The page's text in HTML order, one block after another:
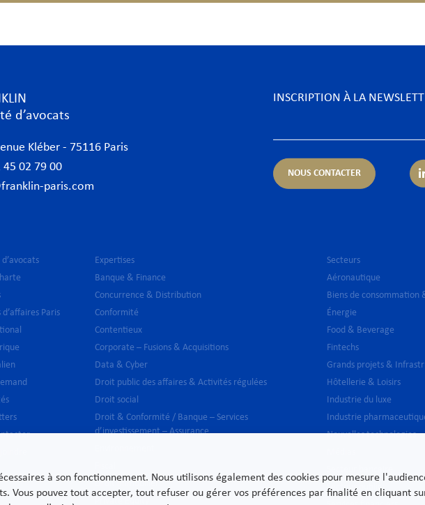
d’avocats
Kléber - 75116 Paris
45 02 79 00
paris.com
INSCRIPTION À LA
NOUS CONTACTER
Paris
Expertises
Banque & Finance
Concurrence & Distribution
Conformité
Contentieux
Corporate – Fusions & Acquisitions
Data & Cyber
Droit public des affaires & Activités régulées
Droit social
Droit & Conformité / Banque – Services
d’investissement – Assurance
Droit immobilier
Private Equity
Secteurs
Aéronautique
Biens de consommation
Énergie
Food & Beverage
Fintechs
Grands projets &
Hôtellerie & Loisirs
Industrie du luxe
Industrie
Nouvelles technologies
Secteur public
à son fonctionnement. Nous utilisons également des cookies pour mesure
Vous pouvez tout accepter, tout refuser ou gérer vos préférences par finalité en cliquant